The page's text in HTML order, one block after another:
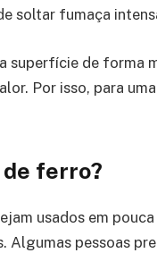
soltar fumaça
superfície de forma
Por isso, para
ferro?
usados em
Algumas pessoas